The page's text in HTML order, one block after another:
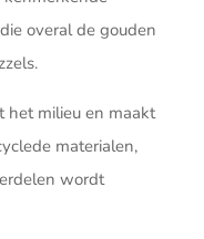
overal de gouden
het milieu en maakt
materialen,
wordt